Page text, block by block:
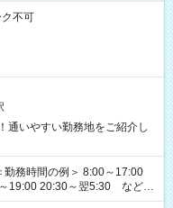
不可
いやすい勤務地をご紹介し
勤務時間の例＞ 8:00～17:00
19:00 20:30～翌5:30 など ★
み、残業なし、交替制など